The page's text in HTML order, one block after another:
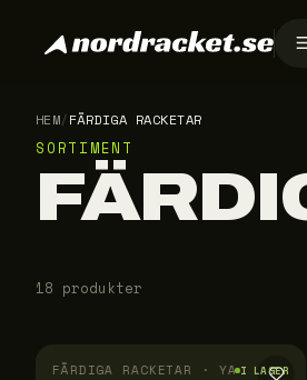
HEM/FÄRDIGA RACKETAR
SORTIMENT
18 produkter
FÄRDIGA RACKETAR · YASAKAI LAGER